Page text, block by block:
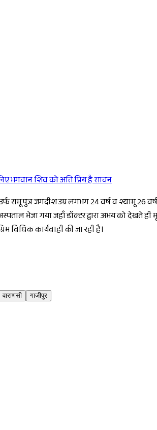
भगवान शिव को अति प्रिय है सावन
रामू पुत्र जगदीश उम्र लगभग 24 वर्ष व श्यामू 26
भेजा गया जहाँ डॉक्टर द्वारा अभय को देखते
विधिक कार्यवाही की जा रही है।
वाराणसी
गाजीपुर